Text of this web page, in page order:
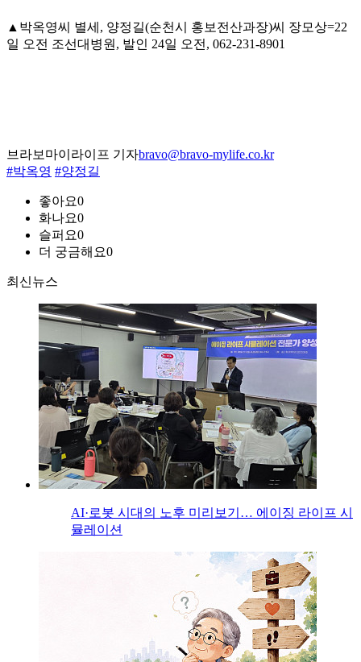
▲박옥영씨 별세, 양정길(순천시 홍보전산과장)씨 장모상=22
일 오전 조선대병원, 발인 24일 오전, 062-231-8901
브라보마이라이프 기자bravo@bravo-mylife.co.kr
#박옥영 #양정길
좋아요0
화나요0
슬퍼요0
더 궁금해요0
최신뉴스
AI·로봇 시대의 노후 미리보기… 에이징 라이프 시
뮬레이션